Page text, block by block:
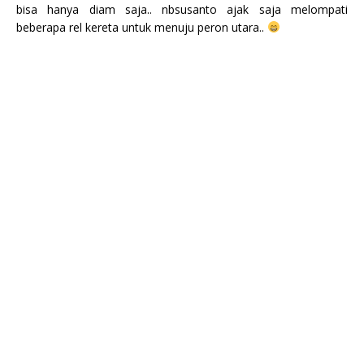
bisa hanya diam saja.. nbsusanto ajak saja melompati
beberapa rel kereta untuk menuju peron utara..